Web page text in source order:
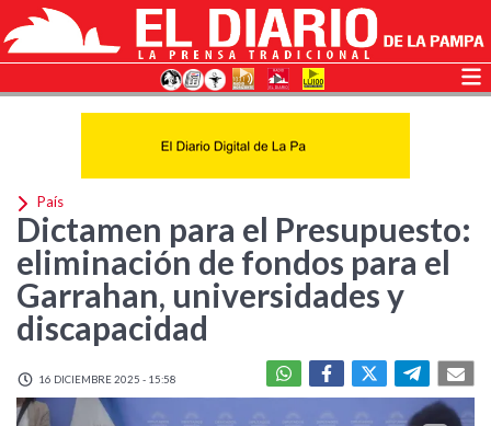
País
Dictamen para el Presupuesto:
eliminación de fondos para el
Garrahan, universidades y
discapacidad
16 DICIEMBRE 2025 - 15:58